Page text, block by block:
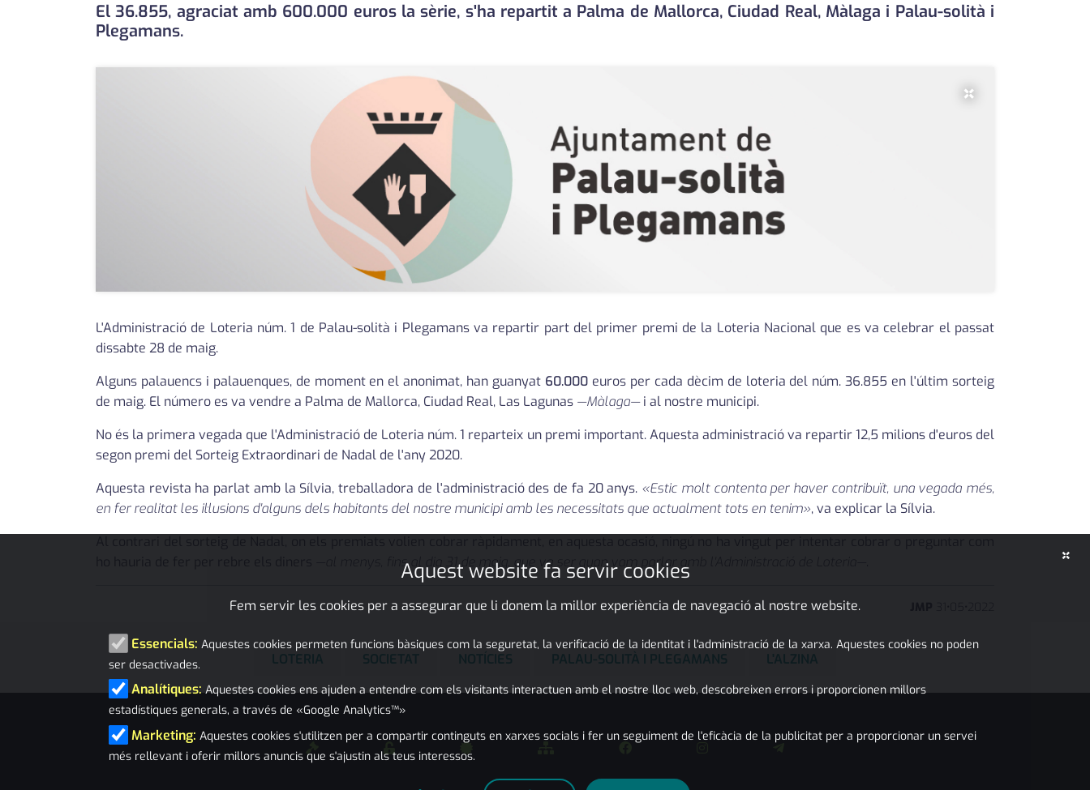
El 36.855, agraciat amb 600.000 euros la sèrie, s'ha repartit a Palma de Mallorca, Ciudad Real, Màlaga i Palau-solità i
Plegamans.
×
L'Administració de Loteria núm. 1 de Palau-solità i Plegamans va repartir part del primer premi de la Loteria Nacional que es va celebrar el passat
dissabte 28 de maig.
Alguns palauencs i palauenques, de moment en el anonimat, han guanyat 60.000 euros per cada dècim de loteria del núm. 36.855 en l'últim sorteig
de maig. El número es va vendre a Palma de Mallorca, Ciudad Real, Las Lagunas —Màlaga—i al nostre municipi.
No és la primera vegada que l'Administració de Loteria núm. 1 reparteix un premi important. Aquesta administració va repartir 12,5 milions d'euros del
segon premi del Sorteig Extraordinari de Nadal de l'any 2020.
Aquesta revista ha parlat amb la Sílvia, treballadora de l'administració des de fa 20 anys. «Estic molt contenta per haver contribuït, una vegada més,
en fer realitat les il·lusions d'alguns dels habitants del nostre municipi amb les necessitats que actualment tots en tenim», va explicar la Sílvia.
—al menys, fins al dia 31 de maig, que va ser quan vam parlar amb l'Administració de Loteria—
LOTERIA SOCIETAT NOTÍCIES PALAU-SOLITÀ I PLEGAMANS L'ALZINA
×
Aquest website fa servir cookies
Fem servir les cookies per a assegurar que li donem la millor experiència de navegació al nostre website.
Essencials: Aquestes cookies permeten funcions bàsiques com la seguretat, la verificació de la identitat i l'administració de la xarxa. Aquestes cookies no poden
ser desactivades.
Analítiques: Aquestes cookies ens ajuden a entendre com els visitants interactuen amb el nostre lloc web, descobreixen errors i proporcionen millors
estadístiques generals, a través de «Google Analytics™»
Marketing: Aquestes cookies s'utilitzen per a compartir continguts en xarxes socials i fer un seguiment de l'eficàcia de la publicitat per a proporcionar un servei
més rellevant i oferir millors anuncis que s'ajustin als teus interessos.